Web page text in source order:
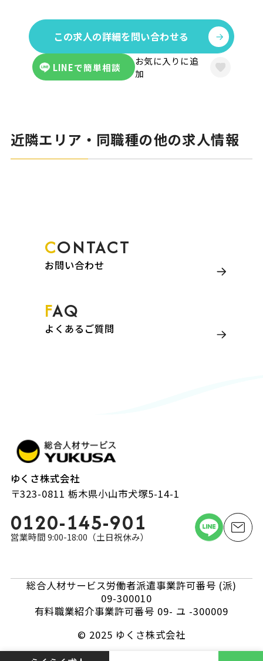
し、見学にゆくさ担当者が同行して、派遣
先に伺うことも可能です。
この求人の詳細を問い合わせる
LINEで簡単相談
お気に入りに追
加
近隣エリア・同職種の他の求人情報
CONTACT
お問い合わせ
FAQ
よくあるご質問
ゆくさ株式会社
〒323-0811 栃木県小山市犬塚5-14-1
0120-145-901
営業時間 9:00-18:00（土日祝休み）
総合人材サービス労働者派遣事業許可番号 (派)
09-300010
有料職業紹介事業許可番号 09- ユ -300009
© 2025 ゆくさ株式会社